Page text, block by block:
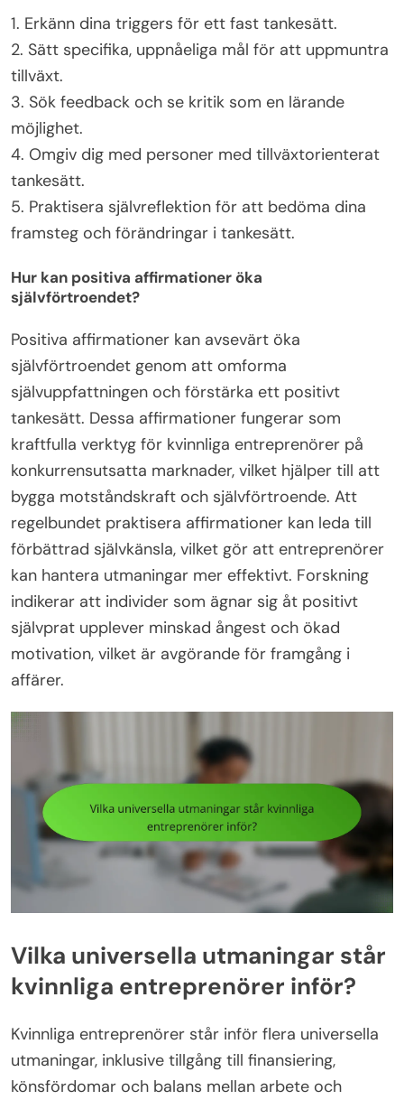
1. Erkänn dina triggers för ett fast tankesätt.
2. Sätt specifika, uppnåeliga mål för att uppmuntra
tillväxt.
3. Sök feedback och se kritik som en lärande
möjlighet.
4. Omgiv dig med personer med tillväxtorienterat
tankesätt.
5. Praktisera självreflektion för att bedöma dina
framsteg och förändringar i tankesätt.
Hur kan positiva affirmationer öka
självförtroendet?
Positiva affirmationer kan avsevärt öka
självförtroendet genom att omforma
självuppfattningen och förstärka ett positivt
tankesätt. Dessa affirmationer fungerar som
kraftfulla verktyg för kvinnliga entreprenörer på
konkurrensutsatta marknader, vilket hjälper till att
bygga motståndskraft och självförtroende. Att
regelbundet praktisera affirmationer kan leda till
förbättrad självkänsla, vilket gör att entreprenörer
kan hantera utmaningar mer effektivt. Forskning
indikerar att individer som ägnar sig åt positivt
självprat upplever minskad ångest och ökad
motivation, vilket är avgörande för framgång i
affärer.
Vilka universella utmaningar står
kvinnliga entreprenörer inför?
Kvinnliga entreprenörer står inför flera universella
utmaningar, inklusive tillgång till finansiering,
könsfördomar och balans mellan arbete och